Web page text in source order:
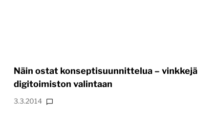
Näin ostat konseptisuunnittelua – vinkkejä
digitoimiston valintaan
3.3.2014